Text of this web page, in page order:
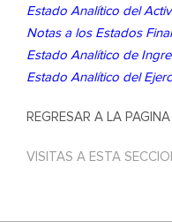
Estado Analítico del
Notas a los Estados
Estado Analítico de
Estado Analítico del
REGRESAR A LA
VISITAS A ESTA